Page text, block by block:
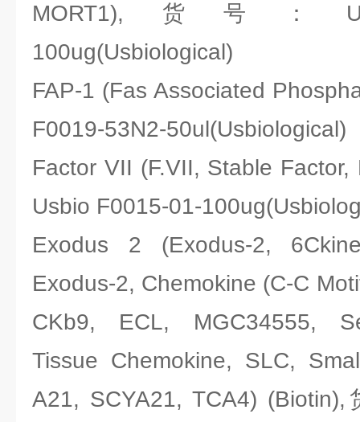
MORT1),货号：
100ug(Usbiological)
FAP-1 (Fas Associated
F0019-53N2-50ul(Usbiological)
Factor VII (F.VII, Stable
Usbio F0015-01-
Exodus 2 (Exodus-2,
Exodus-2, Chemokine (C-C
CKb9, ECL, MGC34555,
Tissue Chemokine, SLC,
A21, SCYA21, TCA4)